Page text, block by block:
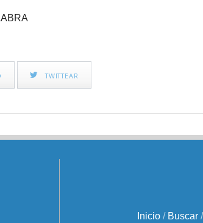
TWITTEAR
Inicio / Buscar